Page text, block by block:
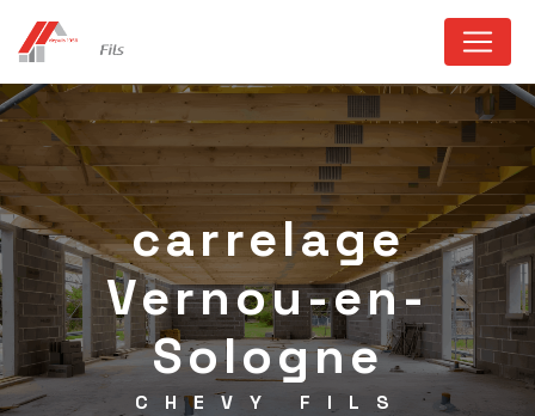
carrelage
Vernou-en-
Sologne
CHEVY FILS